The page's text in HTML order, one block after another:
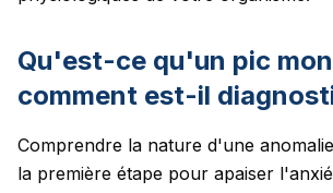
Qu'est-ce qu'un pic
comment est-il
Comprendre la nature d'une
la première étape pour apaiser